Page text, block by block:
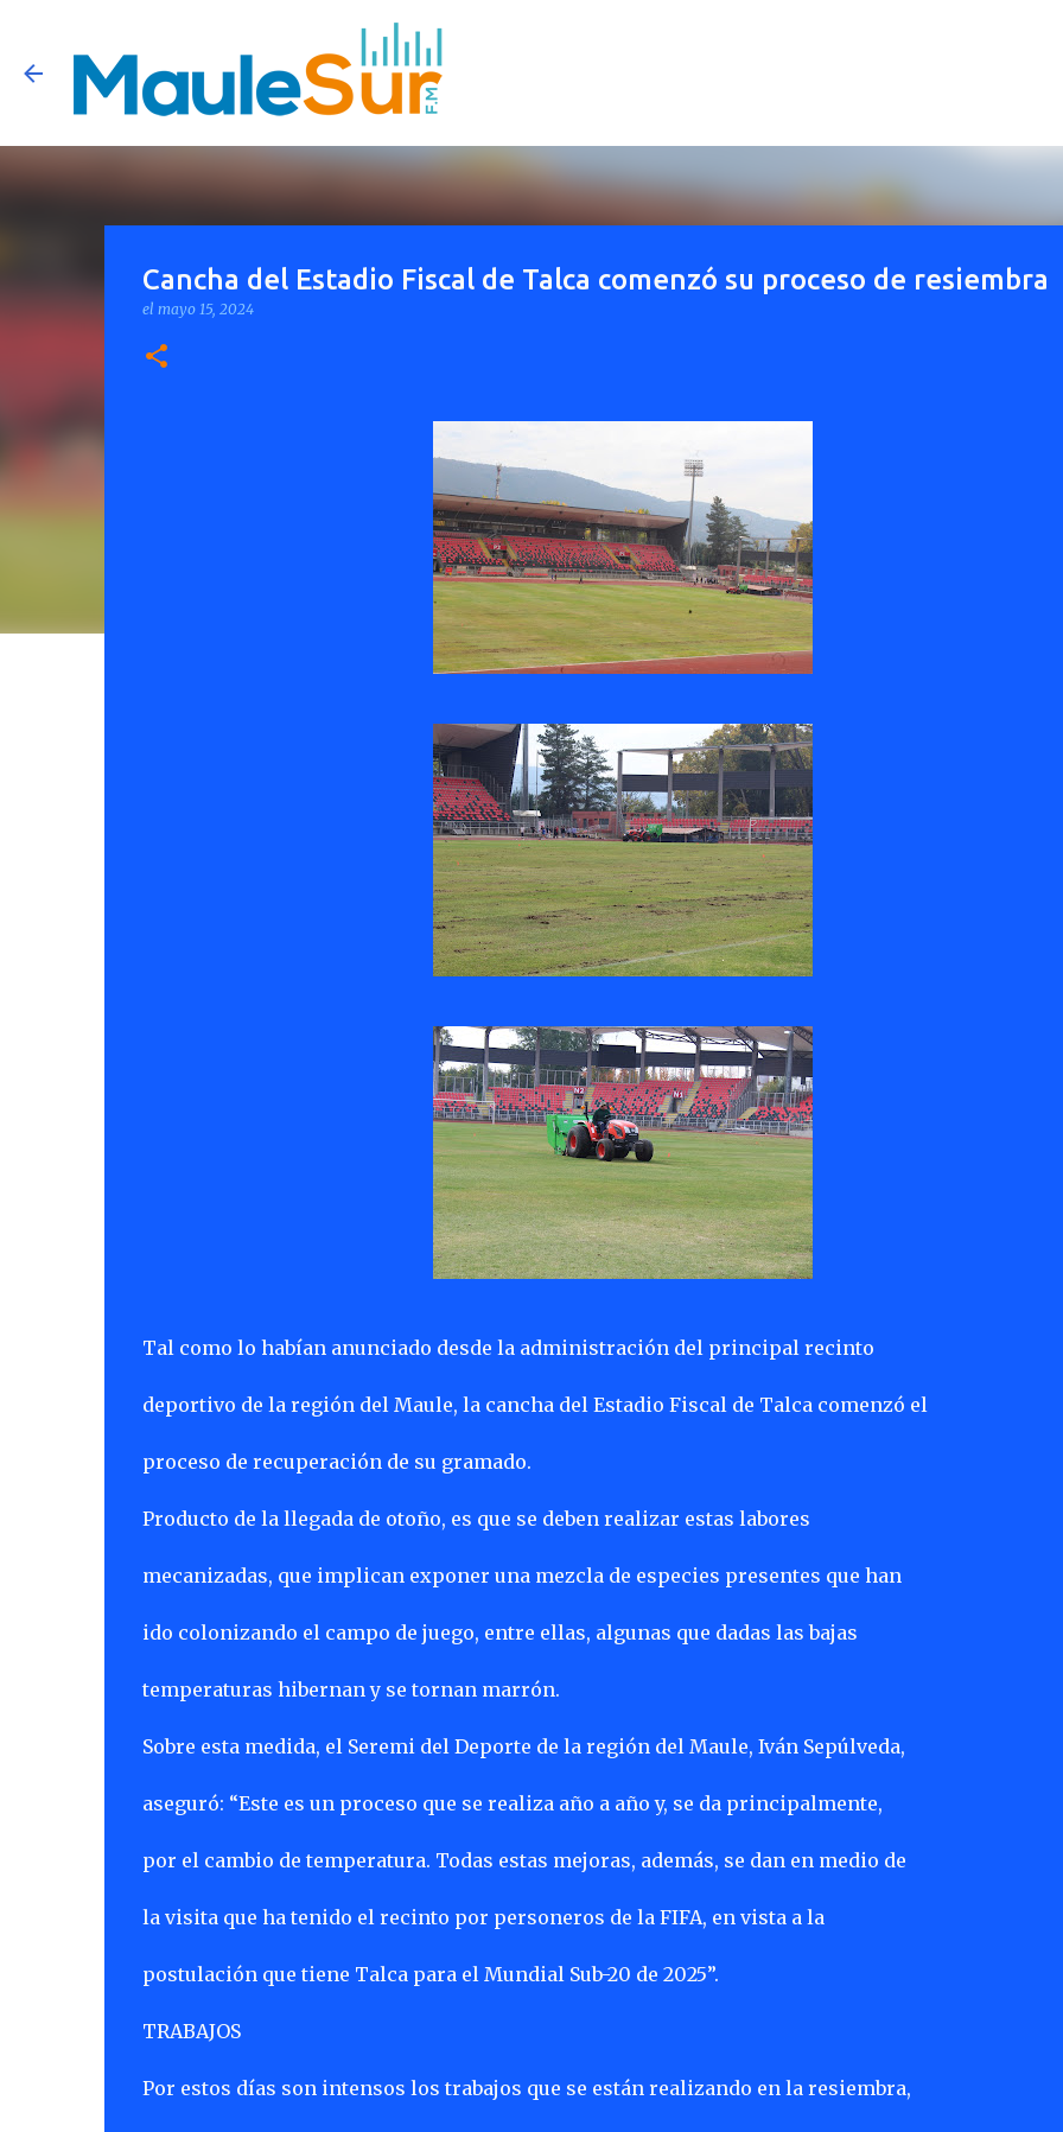
Cancha del Estadio Fiscal de Talca comenzó su proceso de resiembra
el mayo 15, 2024
Tal como lo habían anunciado desde la administración del principal recinto
deportivo de la región del Maule, la cancha del Estadio Fiscal de Talca comenzó el
proceso de recuperación de su gramado.
Producto de la llegada de otoño, es que se deben realizar estas labores
mecanizadas, que implican exponer una mezcla de especies presentes que han
ido colonizando el campo de juego, entre ellas, algunas que dadas las bajas
temperaturas hibernan y se tornan marrón.
Sobre esta medida, el Seremi del Deporte de la región del Maule, Iván Sepúlveda,
aseguró: “Este es un proceso que se realiza año a año y, se da principalmente,
por el cambio de temperatura. Todas estas mejoras, además, se dan en medio de
la visita que ha tenido el recinto por personeros de la FIFA, en vista a la
postulación que tiene Talca para el Mundial Sub-20 de 2025”.
TRABAJOS
Por estos días son intensos los trabajos que se están realizando en la resiembra,